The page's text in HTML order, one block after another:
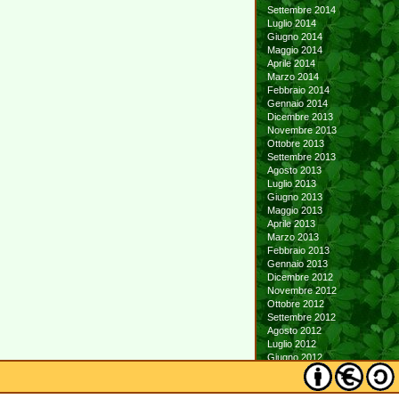
Settembre 2014
Luglio 2014
Giugno 2014
Maggio 2014
Aprile 2014
Marzo 2014
Febbraio 2014
Gennaio 2014
Dicembre 2013
Novembre 2013
Ottobre 2013
Settembre 2013
Agosto 2013
Luglio 2013
Giugno 2013
Maggio 2013
Aprile 2013
Marzo 2013
Febbraio 2013
Gennaio 2013
Dicembre 2012
Novembre 2012
Ottobre 2012
Settembre 2012
Agosto 2012
Luglio 2012
Giugno 2012
Maggio 2012
Aprile 2012